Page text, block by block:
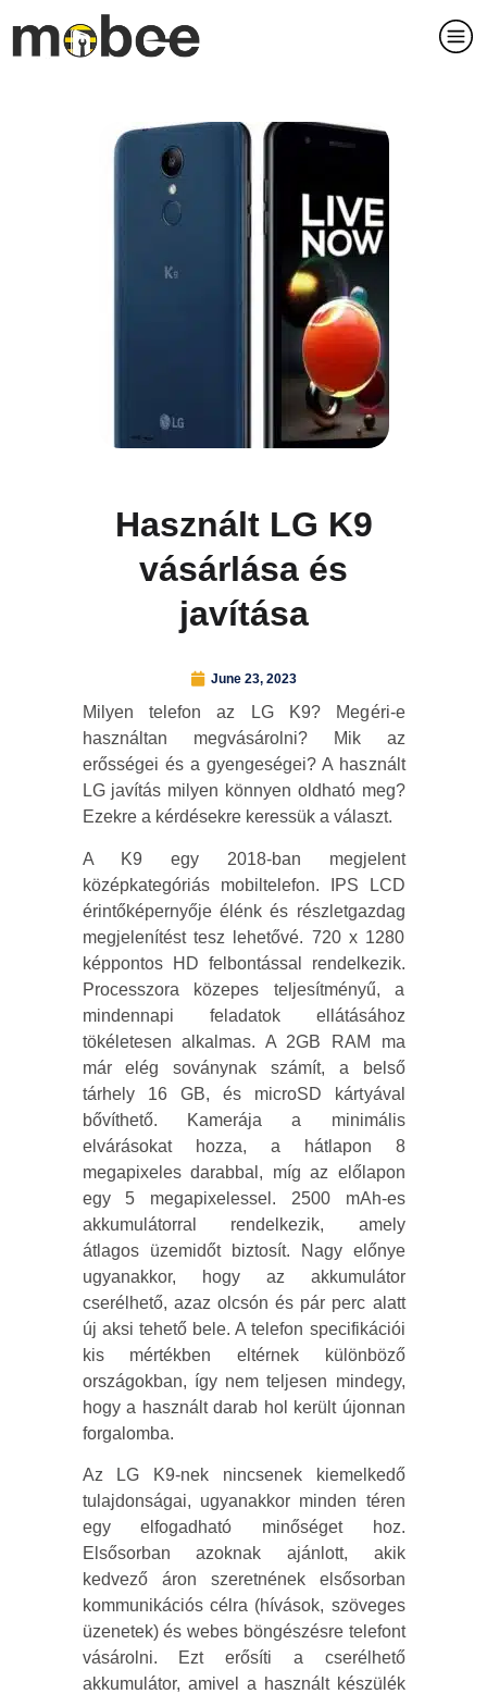
Használt LG K9
vásárlása és
javítása
June 23, 2023
Milyen telefon az LG K9? Megéri-e
használtan megvásárolni? Mik az
erősségei és a gyengeségei? A használt
LG javítás milyen könnyen oldható meg?
Ezekre a kérdésekre keressük a választ.
A K9 egy 2018-ban megjelent
középkategóriás mobiltelefon. IPS LCD
érintőképernyője élénk és részletgazdag
megjelenítést tesz lehetővé. 720 x 1280
képpontos HD felbontással rendelkezik.
Processzora közepes teljesítményű, a
mindennapi feladatok ellátásához
tökéletesen alkalmas. A 2GB RAM ma
már elég soványnak számít, a belső
tárhely 16 GB, és microSD kártyával
bővíthető. Kamerája a minimális
elvárásokat hozza, a hátlapon 8
megapixeles darabbal, míg az előlapon
egy 5 megapixelessel. 2500 mAh-es
akkumulátorral rendelkezik, amely
átlagos üzemidőt biztosít. Nagy előnye
ugyanakkor, hogy az akkumulátor
cserélhető, azaz olcsón és pár perc alatt
új aksi tehető bele. A telefon specifikációi
kis mértékben eltérnek különböző
országokban, így nem teljesen mindegy,
hogy a használt darab hol került újonnan
forgalomba.
Az LG K9-nek nincsenek kiemelkedő
tulajdonságai, ugyanakkor minden téren
egy elfogadható minőséget hoz.
Elsősorban azoknak ajánlott, akik
kedvező áron szeretnének elsősorban
kommunikációs célra (hívások, szöveges
üzenetek) és webes böngészésre telefont
vásárolni. Ezt erősíti a cserélhető
akkumulátor, amivel a használt készülék